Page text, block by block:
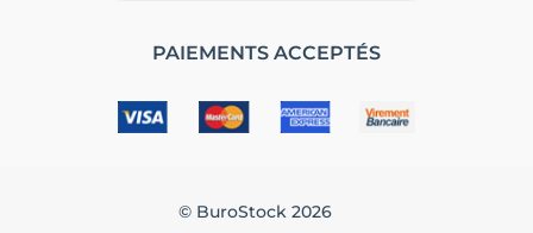
PAIEMENTS ACCEPTÉS
© BuroStock 2026